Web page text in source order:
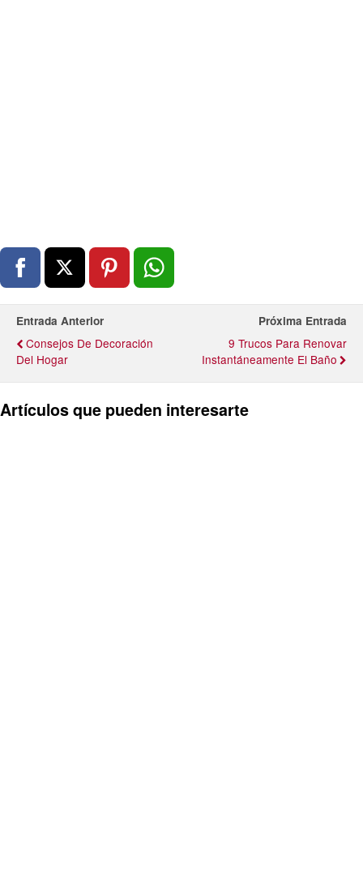
Entrada Anterior
Consejos De Decoración
Del Hogar
Próxima Entrada
9 Trucos Para Renovar
Instantáneamente El Baño
Artículos que pueden interesarte